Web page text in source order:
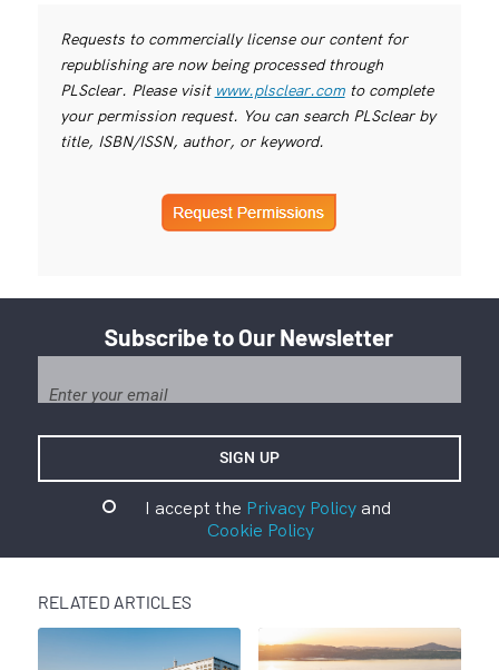
Requests to commercially license our content for
republishing are now being processed through
PLSclear. Please visit www.plsclear.comto complete
your permission request. You can search PLSclear by
title, ISBN/ISSN, author, or keyword.
Subscribe to Our Newsletter
I accept the Privacy Policyand
Cookie Policy
RELATED ARTICLES